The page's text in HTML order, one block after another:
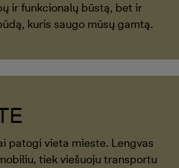
ir funkcionalų būstą, bet ir
kuris saugo mūsų gamtą.
patogi vieta mieste. Lengvas
tiek viešuoju transportu